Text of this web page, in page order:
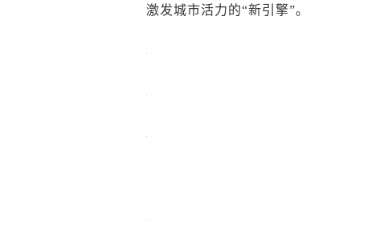
激发城市活力的“新引擎”。